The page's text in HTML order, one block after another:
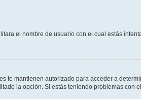
el nombre de usuario con el cual estás
te mantienen autorizado para acceder a
la opción. Si estás teniendo problemas con